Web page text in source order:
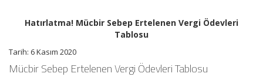
Hatırlatma! Mücbir Sebep Ertelenen Vergi Ödevleri
Tablosu
Tarih: 6 Kasım 2020
Mücbir Sebep Ertelenen Vergi Ödevleri Tablosu